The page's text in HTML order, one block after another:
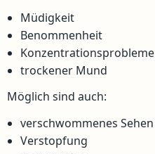
Müdigkeit
Benommenheit
Konzentrationsprobleme
trockener Mund
Möglich sind auch:
verschwommenes Sehen
Verstopfung